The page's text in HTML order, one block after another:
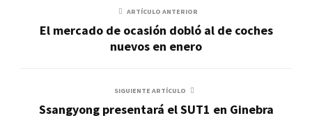
ARTÍCULO ANTERIOR
El mercado de ocasión dobló al de coches
nuevos en enero
SIGUIENTE ARTÍCULO
Ssangyong presentará el SUT1 en Ginebra